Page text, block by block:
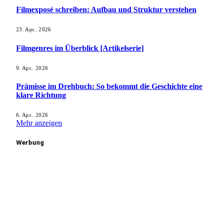
Filmexposé schreiben: Aufbau und Struktur verstehen
23. Apr.. 2026
Filmgenres im Überblick [Artikelserie]
9. Apr.. 2026
Prämisse im Drehbuch: So bekommt die Geschichte eine
klare Richtung
6. Apr.. 2026
Mehr anzeigen
Werbung